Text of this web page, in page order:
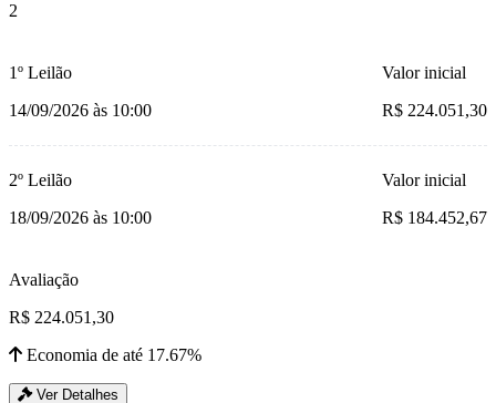
2
1º Leilão
14/09/2026 às 10:00
Valor inicial
R$ 224.051,30
2º Leilão
18/09/2026 às 10:00
Valor inicial
R$ 184.452,67
Avaliação
R$ 224.051,30
Economia de até 17.67%
Ver Detalhes